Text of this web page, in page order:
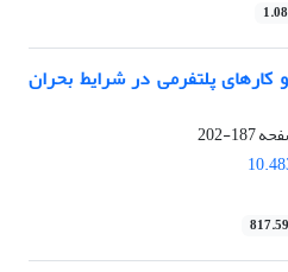
پلتفرمی در شرایط بحران
187-202